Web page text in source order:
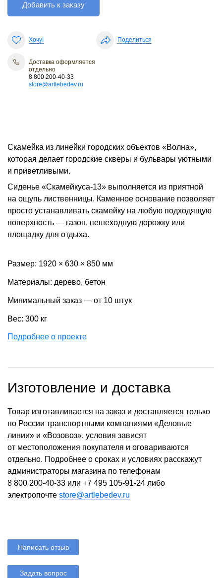
Добавить к заказу
Хочу! Поделиться
Доставка оформляется
отдельно
8 800 200-40-33
store@artlebedev.ru
Скамейка из линейки городских объектов «Волна»,
которая делает городские скверы и бульвары уютными
и приветливыми.
Сиденье «Скамейкуса-13» выполняется из приятной
на ощупь лиственницы. Каменное основание позволяет
просто устанавливать скамейку на любую подходящую
поверхность — газон, пешеходную дорожку или
площадку для отдыха.
Размер: 1920 × 630 × 850 мм
Материалы: дерево, бетон
Минимальный заказ — от 10 штук
Вес: 300 кг
Подробнее о проекте
Изготовление и доставка
Товар изготавливается на заказ и доставляется только
по России транспортными компаниями «Деловые
линии» и «Возовоз», условия зависят
от местоположения покупателя и оговариваются
отдельно. Подробнее о сроках и условиях расскажут
администраторы магазина по телефонам
8 800 200-40-33 или +7 495 105-91-24 либо
электропочте store@artlebedev.ru
Написать отзыв
Задать вопрос